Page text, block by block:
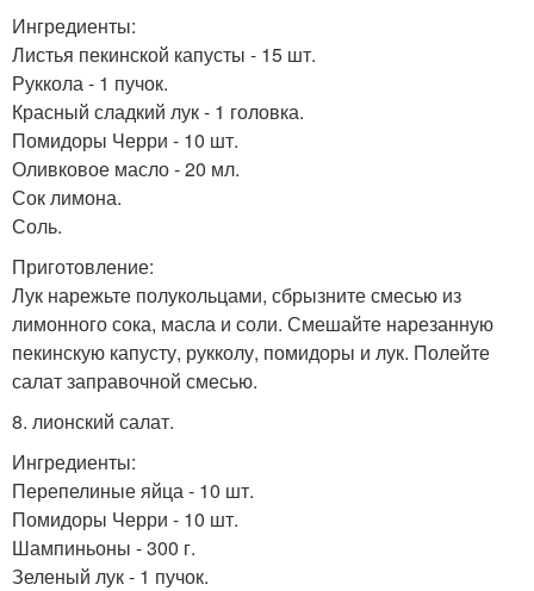
Ингредиенты:
Листья пекинской капусты - 15 шт.
Руккола - 1 пучок.
Красный сладкий лук - 1 головка.
Помидоры Черри - 10 шт.
Оливковое масло - 20 мл.
Сок лимона.
Соль.
Приготовление:
Лук нарежьте полукольцами, сбрызните смесью из
лимонного сока, масла и соли. Смешайте нарезанную
пекинскую капусту, рукколу, помидоры и лук. Полейте
салат заправочной смесью.
8. лионский салат.
Ингредиенты:
Перепелиные яйца - 10 шт.
Помидоры Черри - 10 шт.
Шампиньоны - 300 г.
Зеленый лук - 1 пучок.